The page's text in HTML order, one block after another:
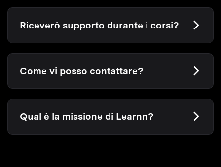
Riceverò supporto durante i corsi?
Come vi posso contattare?
Qual è la missione di Learnn?